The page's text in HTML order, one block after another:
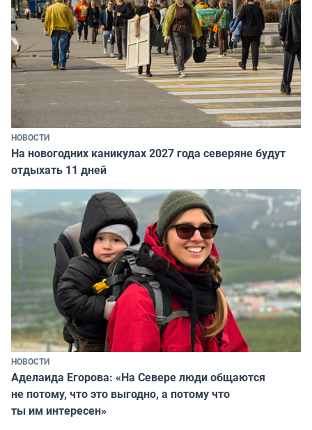
НОВОСТИ
На новогодних каникулах 2027 года северяне будут
отдыхать 11 дней
НОВОСТИ
Аделаида Егорова: «На Севере люди общаются
не потому, что это выгодно, а потому что
ты им интересен»